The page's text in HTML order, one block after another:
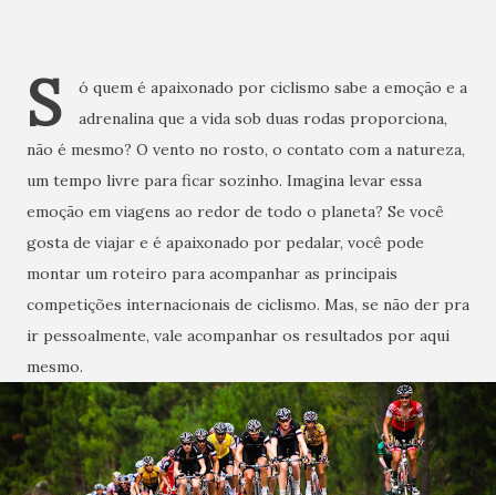
S
ó quem é apaixonado por ciclismo sabe a emoção e a
adrenalina que a vida sob duas rodas proporciona,
não é mesmo? O vento no rosto, o contato com a natureza,
um tempo livre para ficar sozinho. Imagina levar essa
emoção em viagens ao redor de todo o planeta? Se você
gosta de viajar e é apaixonado por pedalar, você pode
montar um roteiro para acompanhar as principais
competições internacionais de ciclismo. Mas, se não der pra
ir pessoalmente, vale acompanhar os resultados por aqui
mesmo.